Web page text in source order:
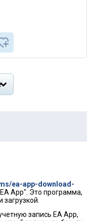
ea-app-download-
App". Это программа,
загрузкой.
запись EA App,